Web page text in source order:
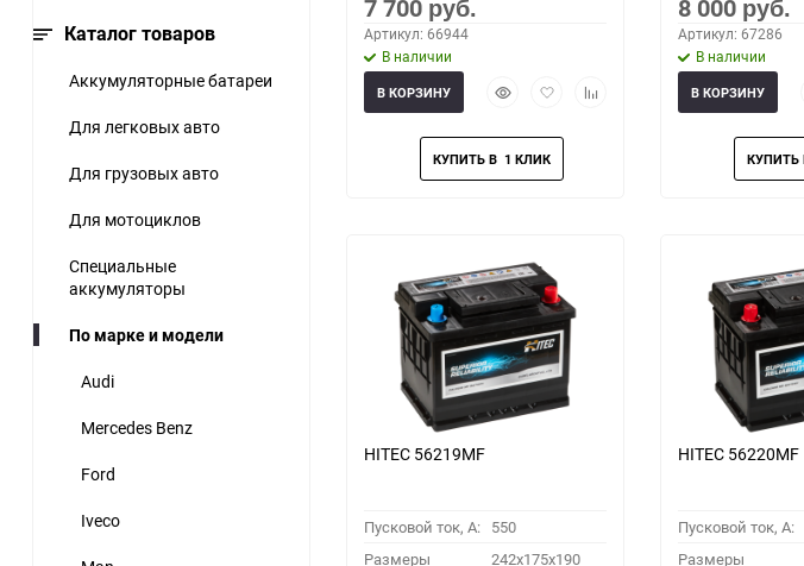
Каталог товаров
Аккумуляторные батареи
Для легковых авто
Для грузовых авто
Для мотоциклов
Специальные
аккумуляторы
По марке и модели
Audi
Mercedes Benz
Ford
Iveco
7 700 руб.
Артикул: 66944
В наличии
БыстрыйДобавить
избранное
Добавить
В КОРЗИНУ
8 000 руб.
Артикул: 67286
В наличии
В КОРЗИНУ
HITEC 56219MF
Пусковой ток, A: 550
Размеры
242x175x190
HITEC 56220MF
Пусковой ток, A:
Размеры